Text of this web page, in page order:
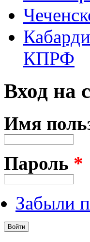
КПРФ
Вход на
Имя
Пароль *
Забыли